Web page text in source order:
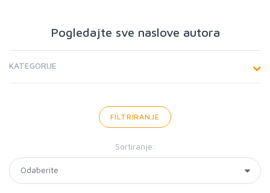
Pogledajte sve naslove autora
KATEGORIJE
FILTRIRANJE
Sortiranje: